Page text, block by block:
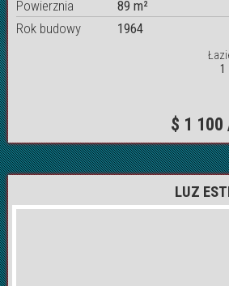
Powierznia
89 m²
Rok budowy
1964
1
$ 1 100
LUZ